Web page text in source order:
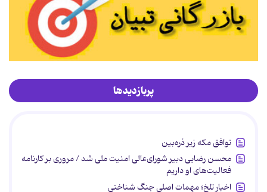
پربازدیدها
توافق مکه زیر ذره‌بین
محسن رضایی دبیر شورای‌عالی امنیت ملی شد / مروری بر کارنامه
فعالیت‌های او داریم
اخبار تلخ؛ مهمات اصلی جنگ شناختی